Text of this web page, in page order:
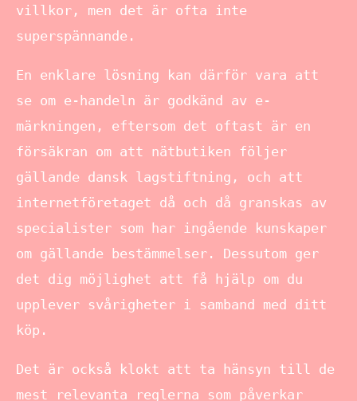
villkor, men det är ofta inte
superspännande.
En enklare lösning kan därför vara att
se om e-handeln är godkänd av e-
märkningen, eftersom det oftast är en
försäkran om att nätbutiken följer
gällande dansk lagstiftning, och att
internetföretaget då och då granskas av
specialister som har ingående kunskaper
om gällande bestämmelser. Dessutom ger
det dig möjlighet att få hjälp om du
upplever svårigheter i samband med ditt
köp.
Det är också klokt att ta hänsyn till de
mest relevanta reglerna som påverkar